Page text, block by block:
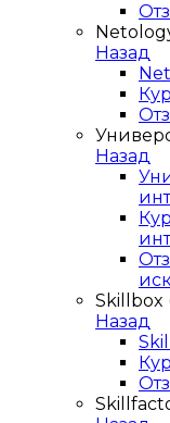
Назад
Назад
Skillbox
Назад